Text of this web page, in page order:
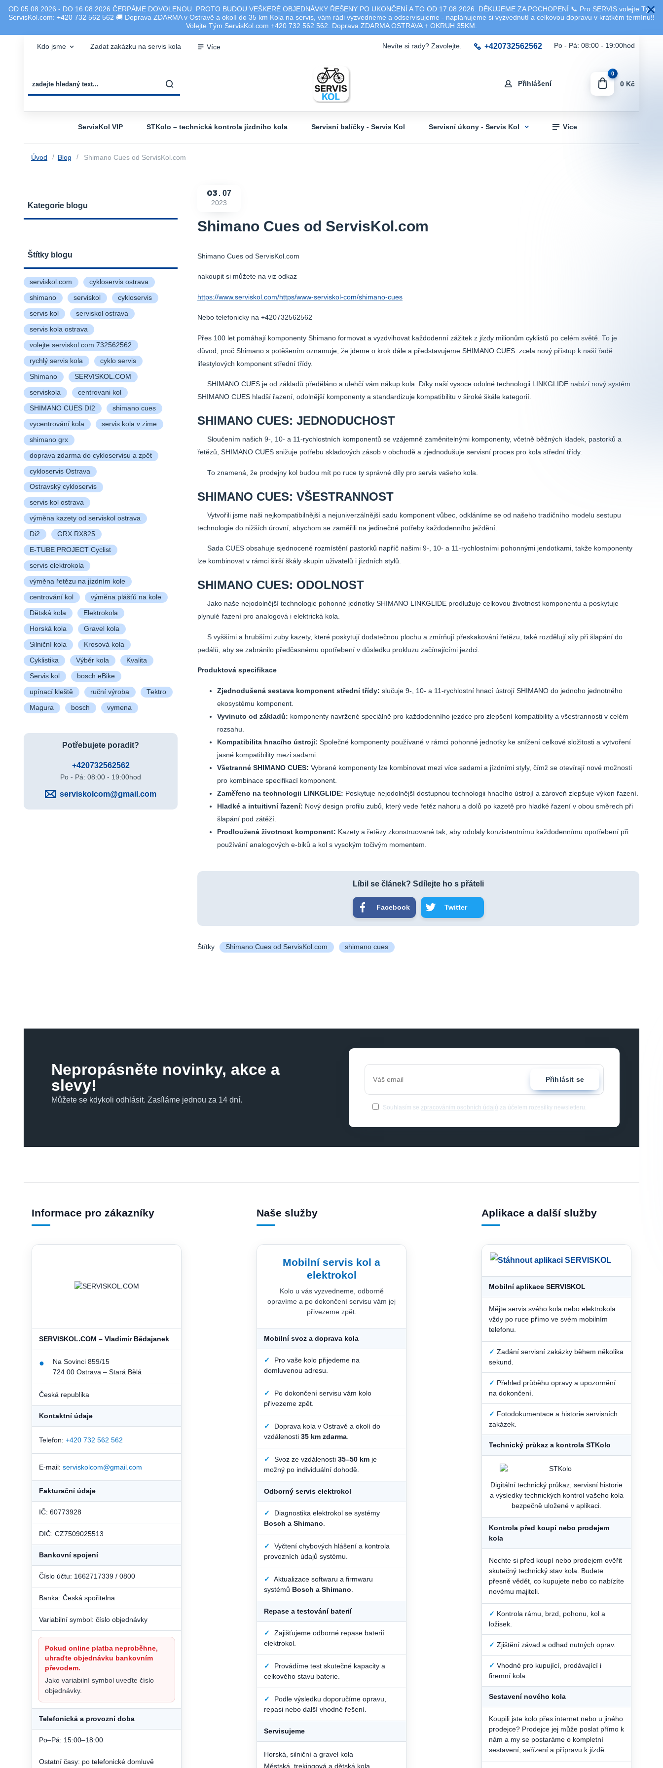
OD 05.08.2026 - DO 16.08.2026 ČERPÁME DOVOLENOU. PROTO BUDOU VEŠKERÉ OBJEDNÁVKY ŘEŠENY PO UKONČENÍ A TO OD 17.08.2026. DĚKUJEME ZA POCHOPENÍ 📞 Pro SERVIS volejte Tým
ServisKol.com: +420 732 562 562 🚚 Doprava ZDARMA v Ostravě a okolí do 35 km Kola na servis, vám rádi vyzvedneme a odservisujeme - naplánujeme si vyzvednutí a celkovou dopravu v krátkém termínu!!
Volejte Tým ServisKol.com +420 732 562 562. Doprava ZDARMA OSTRAVA + OKRUH 35KM.
Kdo jsme Zadat zakázku na servis kola Více
Přihlášení
Nevíte si rady? Zavolejte. +420732562562 Po - Pá: 08:00 - 19:00hod
0
0 Kč
ServisKol VIP STKolo – technická kontrola jízdního kola Servisní balíčky - Servis Kol Servisní úkony - Servis Kol Více
Úvod Blog Shimano Cues od ServisKol.com
Kategorie blogu
Štítky blogu
serviskol.com cykloservis ostrava
shimano serviskol cykloservis
servis kol serviskol ostrava
servis kola ostrava
volejte serviskol.com 732562562
rychlý servis kola cyklo servis
Shimano SERVISKOL.COM
serviskola centrovani kol
SHIMANO CUES DI2 shimano cues
vycentrování kola servis kola v zime
shimano grx
doprava zdarma do cykloservisu a zpět
cykloservis Ostrava
Ostravský cykloservis
servis kol ostrava
výměna kazety od serviskol ostrava
Di2 GRX RX825
E-TUBE PROJECT Cyclist
servis elektrokola
výměna řetězu na jízdním kole
centrování kol výměna plášťů na kole
Dětská kola Elektrokola
Horská kola Gravel kola
Silniční kola Krosová kola
Cyklistika Výběr kola Kvalita
Servis kol bosch eBike
upínací kleště ruční výroba Tektro
Magura bosch vymena
Potřebujete poradit?
+420732562562
Po - Pá: 08:00 - 19:00hod
serviskolcom@gmail.com
03 07
2023
Shimano Cues od ServisKol.com
Shimano Cues od ServisKol.com
nakoupit si můžete na viz odkaz
https://www.serviskol.com/https/www-serviskol-com/shimano-cues
Nebo telefonicky na +420732562562
Přes 100 let pomáhají komponenty Shimano formovat a vyzdvihovat každodenní zážitek z jízdy milionům cyklistů po celém světě. To je
důvod, proč Shimano s potěšením oznamuje, že jdeme o krok dále a představujeme SHIMANO CUES: zcela nový přístup k naší řadě
lifestylových komponent střední třídy.
SHIMANO CUES je od základů předěláno a ulehčí vám nákup kola. Díky naší vysoce odolné technologii LINKGLIDE nabízí nový systém
SHIMANO CUES hladší řazení, odolnější komponenty a standardizuje kompatibilitu v široké škále kategorií.
SHIMANO CUES: JEDNODUCHOST
Sloučením našich 9-, 10- a 11-rychlostních komponentů se vzájemně zaměnitelnými komponenty, včetně běžných kladek, pastorků a
řetězů, SHIMANO CUES snižuje potřebu skladových zásob v obchodě a zjednodušuje servisní proces pro kola střední třídy.
To znamená, že prodejny kol budou mít po ruce ty správné díly pro servis vašeho kola.
SHIMANO CUES: VŠESTRANNOST
Vytvořili jsme naši nejkompatibilnější a nejuniverzálnější sadu komponent vůbec, odkláníme se od našeho tradičního modelu sestupu
technologie do nižších úrovní, abychom se zaměřili na jedinečné potřeby každodenního ježdění.
Sada CUES obsahuje sjednocené rozmístění pastorků napříč našimi 9-, 10- a 11-rychlostními pohonnými jendotkami, takže komponenty
lze kombinovat v rámci širší škály skupin uživatelů i jízdních stylů.
SHIMANO CUES: ODOLNOST
Jako naše nejodolnější technologie pohonné jednotky SHIMANO LINKGLIDE prodlužuje celkovou životnost komponentu a poskytuje
plynulé řazení pro analogová i elektrická kola.
S vyššími a hrubšími zuby kazety, které poskytují dodatečnou plochu a zmírňují přeskakování řetězu, také rozdělují síly při šlapání do
pedálů, aby se zabránilo předčasnému opotřebení v důsledku prokluzu začínajícími jezdci.
Produktová specifikace
Zjednodušená sestava komponent střední třídy: slučuje 9-, 10- a 11-rychlostní hnací ústrojí SHIMANO do jednoho jednotného
ekosystému komponent.
Vyvinuto od základů: komponenty navržené speciálně pro každodenního jezdce pro zlepšení kompatibility a všestrannosti v celém
rozsahu.
Kompatibilita hnacího ústrojí: Společné komponenty používané v rámci pohonné jednotky ke snížení celkové složitosti a vytvoření
jasné kompatibility mezi sadami.
Všetranné SHIMANO CUES: Vybrané komponenty lze kombinovat mezi více sadami a jízdními styly, čímž se otevírají nové možnosti
pro kombinace specifikací komponent.
Zaměřeno na technologii LINKGLIDE: Poskytuje nejodolnější dostupnou technologii hnacího ústrojí a zároveň zlepšuje výkon řazení.
Hladké a intuitivní řazení: Nový design profilu zubů, který vede řetěz nahoru a dolů po kazetě pro hladké řazení v obou směrech při
šlapání pod zátěží.
Prodloužená životnost komponent: Kazety a řetězy zkonstruované tak, aby odolaly konzistentnímu každodennímu opotřebení při
používání analogových e-biků a kol s vysokým točivým momentem.
Líbil se článek? Sdílejte ho s přáteli
Facebook Twitter
Štítky Shimano Cues od ServisKol.com shimano cues
Nepropásněte novinky, akce a
slevy!
Můžete se kdykoli odhlásit. Zasíláme jednou za 14 dní.
Přihlásit se
Souhlasím se zpracováním osobních údajů za účelem rozesílky newsletteru.
Informace pro zákazníky
SERVISKOL.COM – Vladimír Bědajanek
●
Na Sovinci 859/15
724 00 Ostrava – Stará Bělá
Česká republika
Kontaktní údaje
Telefon: +420 732 562 562
E-mail: serviskolcom@gmail.com
Fakturační údaje
IČ: 60773928
DIČ: CZ7509025513
Bankovní spojení
Číslo účtu: 1662717339 / 0800
Banka: Česká spořitelna
Variabilní symbol: číslo objednávky
Pokud online platba neproběhne,
uhraďte objednávku bankovním
převodem.
Jako variabilní symbol uveďte číslo
objednávky.
Telefonická a provozní doba
Po–Pá: 15:00–18:00
Ostatní časy: po telefonické domluvě
Naše služby
Mobilní servis kol a
elektrokol
Kolo u vás vyzvedneme, odborně
opravíme a po dokončení servisu vám jej
přivezeme zpět.
Mobilní svoz a doprava kola
✓
Pro vaše kolo přijedeme na
domluvenou adresu.
✓
Po dokončení servisu vám kolo
přivezeme zpět.
✓
Doprava kola v Ostravě a okolí do
vzdálenosti 35 km zdarma
✓ Svoz ze vzdálenosti 35–50 km je
možný po individuální dohodě.
Odborný servis elektrokol
✓
Diagnostika elektrokol se systémy
Bosch a Shimano
✓
Vyčtení chybových hlášení a kontrola
provozních údajů systému.
✓
Aktualizace softwaru a firmwaru
systémů Bosch a Shimano
Repase a testování baterií
✓
Zajišťujeme odborné repase baterií
elektrokol.
✓
Provádíme test skutečné kapacity a
celkového stavu baterie.
✓
Podle výsledku doporučíme opravu,
repasi nebo další vhodné řešení.
Servisujeme
Horská, silniční a gravel kola
Městská, trekingová a dětská kola
Aplikace a další služby
Mobilní aplikace SERVISKOL
Mějte servis svého kola nebo elektrokola
vždy po ruce přímo ve svém mobilním
telefonu.
✓ Zadání servisní zakázky během několika
sekund.
✓ Přehled průběhu opravy a upozornění
na dokončení.
✓ Fotodokumentace a historie servisních
zakázek.
Technický průkaz a kontrola STKolo
Digitální technický průkaz, servisní historie
a výsledky technických kontrol vašeho kola
bezpečně uložené v aplikaci.
Kontrola před koupí nebo prodejem
kola
Nechte si před koupí nebo prodejem ověřit
skutečný technický stav kola. Budete
přesně vědět, co kupujete nebo co nabízíte
novému majiteli.
✓ Kontrola rámu, brzd, pohonu, kol a
ložisek.
✓ Zjištění závad a odhad nutných oprav.
✓ Vhodné pro kupující, prodávající i
firemní kola.
Sestavení nového kola
Koupili jste kolo přes internet nebo u jiného
prodejce? Prodejce jej může poslat přímo k
nám a my se postaráme o kompletní
sestavení, seřízení a přípravu k jízdě.